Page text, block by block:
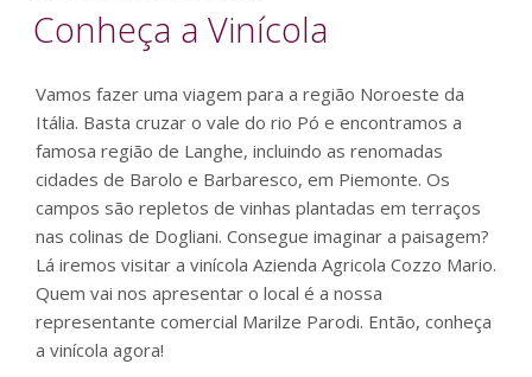
EM
Conheça a Vinícola
Vamos fazer uma viagem para a região Noroeste da
Itália. Basta cruzar o vale do rio Pó e encontramos a
famosa região de Langhe, incluindo as renomadas
cidades de Barolo e Barbaresco, em Piemonte. Os
campos são repletos de vinhas plantadas em terraços
nas colinas de Dogliani. Consegue imaginar a paisagem?
Lá iremos visitar a vinícola Azienda Agricola Cozzo Mario.
Quem vai nos apresentar o local é a nossa
representante comercial Marilze Parodi. Então, conheça
a vinícola agora!